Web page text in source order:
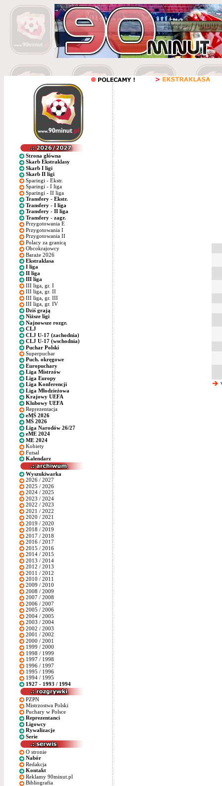
Strona główna
Skarb Ekstraklasy
Skarb I ligi
Skarb II ligi
Sparingi - Ekstr.
Sparingi - I liga
Sparingi - II liga
Transfery - Ekstr.
Transfery - I liga
Transfery - II liga
Transfery - zagr.
Przygotowania E
Przygotowania I
Przygotowania II
Polacy za granicą
Obcokrajowcy
Baraże 2026
Ekstraklasa
I liga
II liga
III liga
III liga, gr. I
III liga, gr. II
III liga, gr. III
III liga, gr. IV
Dziś grają
Niższe ligi
Najnowsze rozgr.
CLJ
CLJ U-17 (zachodnia)
CLJ U-17 (wschodnia)
Puchar Polski
Superpuchar
Puch. okręgowe
Europuchary
Liga Mistrzów
Liga Europy
Liga Konferencji
Liga Młodzieżowa
Krajowy UEFA
Klubowy UEFA
Reprezentacja
eMŚ 2026
MŚ 2026
Liga Narodów 26/27
eME 2024
ME 2024
Kobiety
Futsal
Kalendarz
Wyszukiwarka
2026 / 2027
2025 / 2026
2024 / 2025
2023 / 2024
2022 / 2023
2021 / 2022
2020 / 2021
2019 / 2020
2018 / 2019
2017 / 2018
2016 / 2017
2015 / 2016
2014 / 2015
2013 / 2014
2012 / 2013
2011 / 2012
2010 / 2011
2009 / 2010
2008 / 2009
2007 / 2008
2006 / 2007
2005 / 2006
2004 / 2005
2003 / 2004
2002 / 2003
2001 / 2002
2000 / 2001
1999 / 2000
1998 / 1999
1997 / 1998
1996 / 1997
1995 / 1996
1994 / 1995
1927 - 1993 / 1994
PZPN
Mistrzostwa Polski
Puchary w Polsce
Reprezentanci
Ligowcy
Rywalizacje
Serie
O stronie
Nabór
Redakcja
Kontakt
Reklamy 90minut.pl
Bibliografia